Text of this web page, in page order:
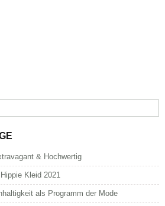
& Hochwertig
Kleid 2021
als Programm der Mode